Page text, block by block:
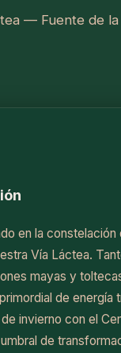
— Fuente de la
en la constelación
Vía Láctea.
mayas y
de energía
invierno con el
de